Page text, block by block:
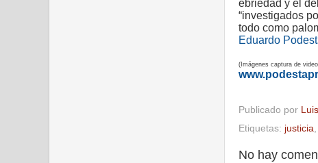
ebriedad y el
“investigados
todo como
Eduardo
(Imágenes captura de
Publicado por
Etiquetas: justicia,
No hay